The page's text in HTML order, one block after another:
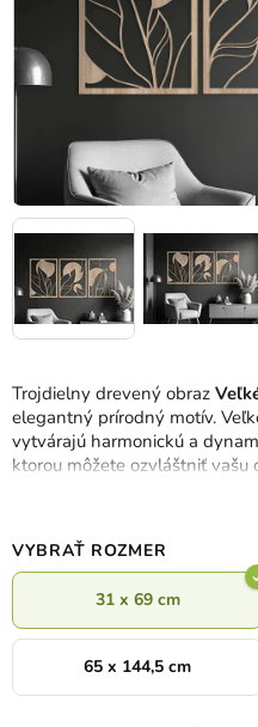
Trojdielny drevený obraz
elegantný prírodný motív.
vytvárajú harmonickú a
ktorou môžete ozvláštniť
VYBRAŤ ROZMER
31 x 69 cm
65 x 144,5 cm